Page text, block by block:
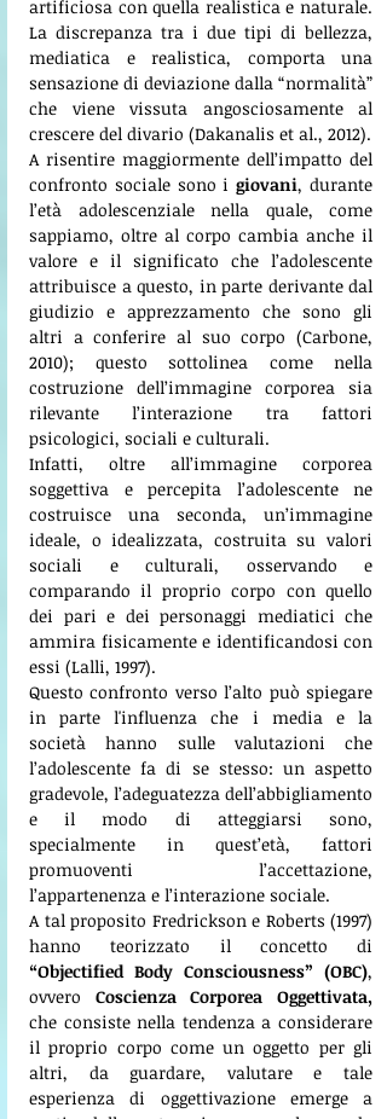
artificiosa con quella realistica e naturale.
La discrepanza tra i due tipi di bellezza,
mediatica e realistica, comporta una
sensazione di deviazione dalla “normalità”
che viene vissuta angosciosamente al
crescere del divario (Dakanalis et al., 2012).
A risentire maggiormente dell’impatto del
confronto sociale sono i giovani, durante
l’età adolescenziale nella quale, come
sappiamo, oltre al corpo cambia anche il
valore e il significato che l’adolescente
attribuisce a questo, in parte derivante dal
giudizio e apprezzamento che sono gli
altri a conferire al suo corpo (Carbone,
2010); questo sottolinea come nella
costruzione dell’immagine corporea sia
rilevante l’interazione tra fattori
psicologici, sociali e culturali.
Infatti, oltre all’immagine corporea
soggettiva e percepita l’adolescente ne
costruisce una seconda, un’immagine
ideale, o idealizzata, costruita su valori
sociali e culturali, osservando e
comparando il proprio corpo con quello
dei pari e dei personaggi mediatici che
ammira fisicamente e identificandosi con
essi (Lalli, 1997).
Questo confronto verso l’alto può spiegare
in parte l'influenza che i media e la
società hanno sulle valutazioni che
l’adolescente fa di se stesso: un aspetto
gradevole, l’adeguatezza dell’abbigliamento
e il modo di atteggiarsi sono,
specialmente in quest’età, fattori
promuoventi l’accettazione,
l’appartenenza e l’interazione sociale.
A tal proposito Fredrickson e Roberts (1997)
“Objectified Body Consciousness” (OBC),
ovvero Coscienza Corporea Oggettivata,
che consiste nella tendenza a considerare
il proprio corpo come un oggetto per gli
altri, da guardare, valutare e tale
esperienza di oggettivazione emerge a